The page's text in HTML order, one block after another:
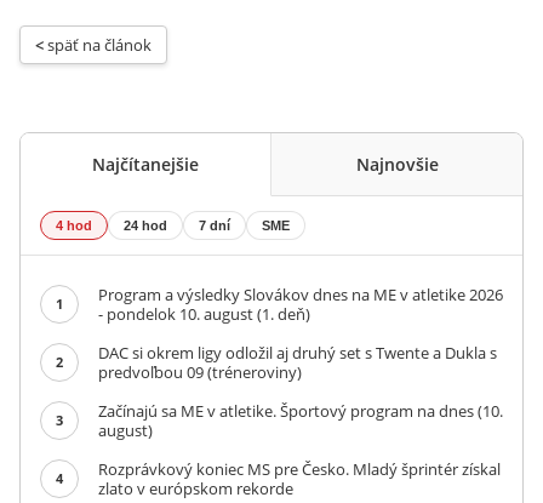
< späť na článok
Najčítanejšie Najnovšie
4 hod 24 hod 7 dní SME
1
Program a výsledky Slovákov dnes na ME v atletike 2026
- pondelok 10. august (1. deň)
2
DAC si okrem ligy odložil aj druhý set s Twente a Dukla s
predvoľbou 09 (tréneroviny)
3
Začínajú sa ME v atletike. Športový program na dnes (10.
august)
4
Rozprávkový koniec MS pre Česko. Mladý šprintér získal
zlato v európskom rekorde